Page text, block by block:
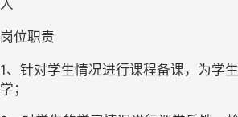
人
岗位职责
1、针对学生情况进行课程备课，为学
学；